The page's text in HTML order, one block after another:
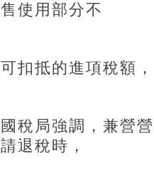
售使用部分不
可扣抵的進項稅額
國稅局強調，兼營
請退稅時，